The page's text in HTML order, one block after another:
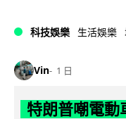
科技娛樂 生活娛樂
Vin 1 日
特朗普嘲電動